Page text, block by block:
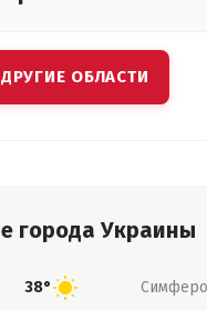
ОБЛАСТИ
города Украины
38°